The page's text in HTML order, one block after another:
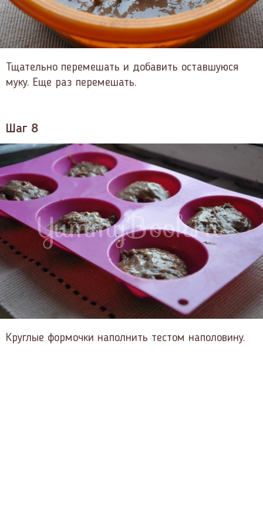
Тщательно перемешать и добавить оставшуюся
муку. Еще раз перемешать.
Шаг 8
Круглые формочки наполнить тестом наполовину.